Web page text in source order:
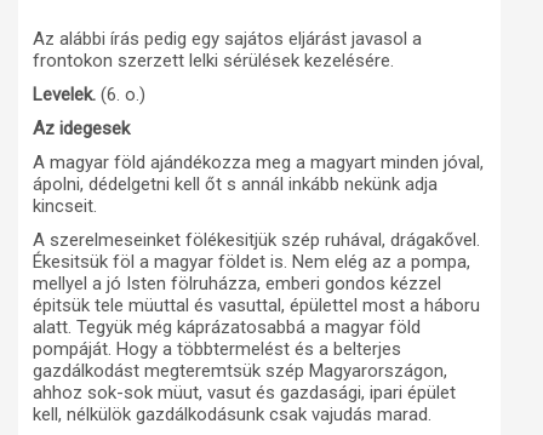
Az alábbi írás pedig egy sajátos eljárást javasol a
frontokon szerzett lelki sérülések kezelésére.
Levelek. (6. o.)
Az idegesek
A magyar föld ajándékozza meg a magyart minden jóval,
ápolni, dédelgetni kell őt s annál inkább nekünk adja
kincseit.
A szerelmeseinket fölékesitjük szép ruhával, drágakővel.
Ékesitsük föl a magyar földet is. Nem elég az a pompa,
mellyel a jó Isten fölruházza, emberi gondos kézzel
épitsük tele müuttal és vasuttal, épülettel most a háboru
alatt. Tegyük még káprázatosabbá a magyar föld
pompáját. Hogy a többtermelést és a belterjes
gazdálkodást megteremtsük szép Magyarországon,
ahhoz sok-sok müut, vasut és gazdasági, ipari épület
kell, nélkülök gazdálkodásunk csak vajudás marad.